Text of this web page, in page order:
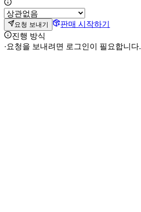
요청 보내기
판매 시작하기
진행 방식
·요청을 보내려면 로그인이 필요합니다.